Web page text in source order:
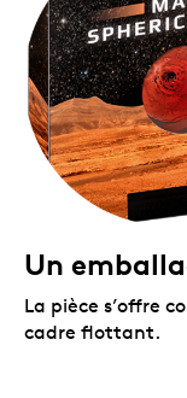
Un
La pièce s’offre
cadre flottant.